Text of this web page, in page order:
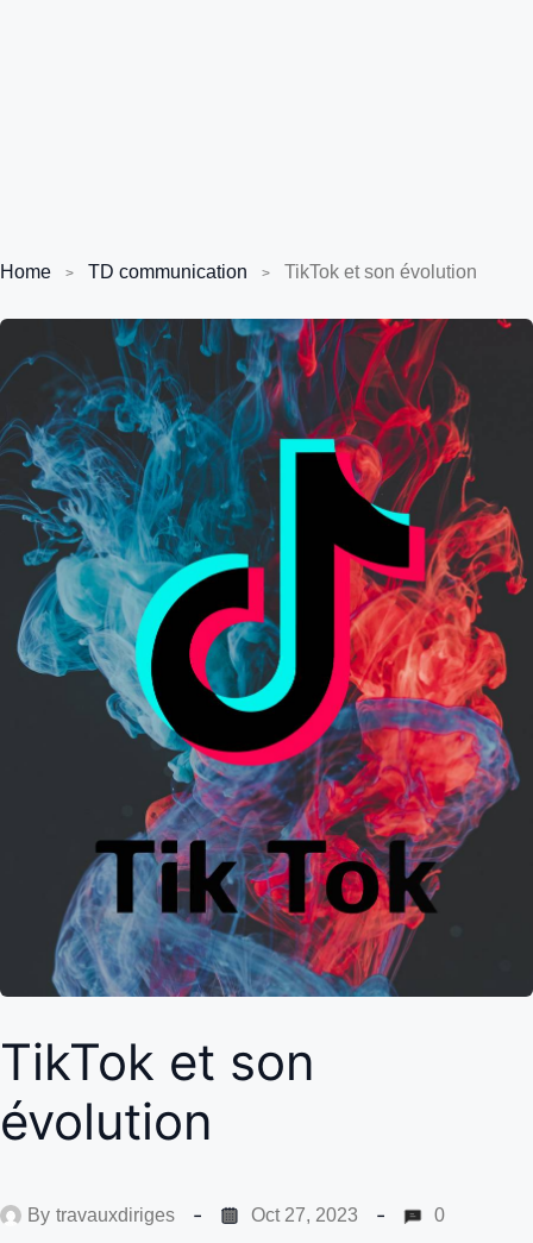
Home TD communication TikTok et son évolution
TikTok et son
évolution
By travauxdiriges Oct 27, 2023 0